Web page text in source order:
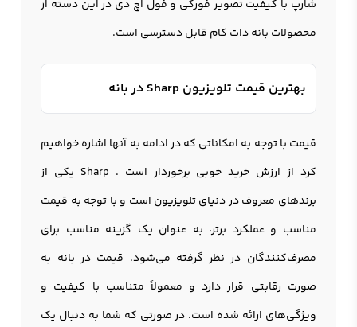
شارپ با کیفیت تصویر فورکی و فول اچ دی در این دسته از
محصولات بانه دات کام قابل دسترسی است.
بهترین قیمت تلویزیون Sharp در بانه
قیمت با توجه به امکاناتی که در ادامه به آنها اشاره خواهیم
کرد از ارزش خرید خوبی برخوردار است . Sharp یکی از
برندهای معروف در دنیای تلویزیون است و با توجه به قیمت
مناسب و عملکرد برتر، به عنوان یک گزینه مناسب برای
مصرف‌کنندگان در نظر گرفته می‌شود. قیمت در بانه به
صورت رقابتی قرار دارد و معمولاً متناسب با کیفیت و
ویژگی‌های ارائه شده است. در صورتی که شما به دنبال یک